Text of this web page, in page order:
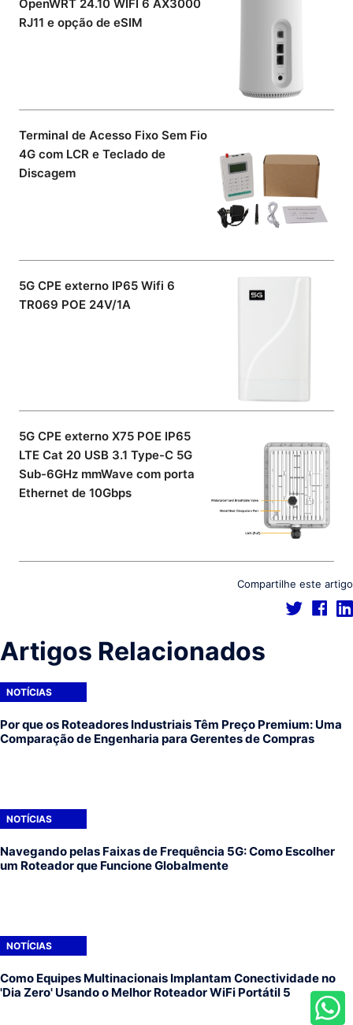
OpenWRT 24.10 WIFI 6 AX3000
RJ11 e opção de eSIM
Terminal de Acesso Fixo Sem Fio
4G com LCR e Teclado de
Discagem
5G CPE externo IP65 Wifi 6
TR069 POE 24V/1A
5G CPE externo X75 POE IP65
LTE Cat 20 USB 3.1 Type-C 5G
Sub-6GHz mmWave com porta
Ethernet de 10Gbps
Compartilhe este artigo
Artigos Relacionados
NOTÍCIAS
Por que os Roteadores Industriais Têm Preço Premium: Uma
Comparação de Engenharia para Gerentes de Compras
NOTÍCIAS
Navegando pelas Faixas de Frequência 5G: Como Escolher
um Roteador que Funcione Globalmente
NOTÍCIAS
Como Equipes Multinacionais Implantam Conectividade no
'Dia Zero' Usando o Melhor Roteador WiFi Portátil 5